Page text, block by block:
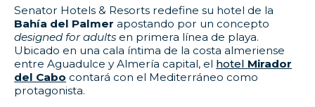
Senator Hotels & Resorts redefine su hotel de la
Bahía del Palmer apostando por un concepto
designed for adults en primera línea de playa.
Ubicado en una cala íntima de la costa almeriense
entre Aguadulce y Almería capital, el hotel Mirador
del Cabo contará con el Mediterráneo como
protagonista.